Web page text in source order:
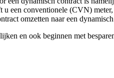
u een conventionele (CVN)
omzetten naar een
en ook beginnen met